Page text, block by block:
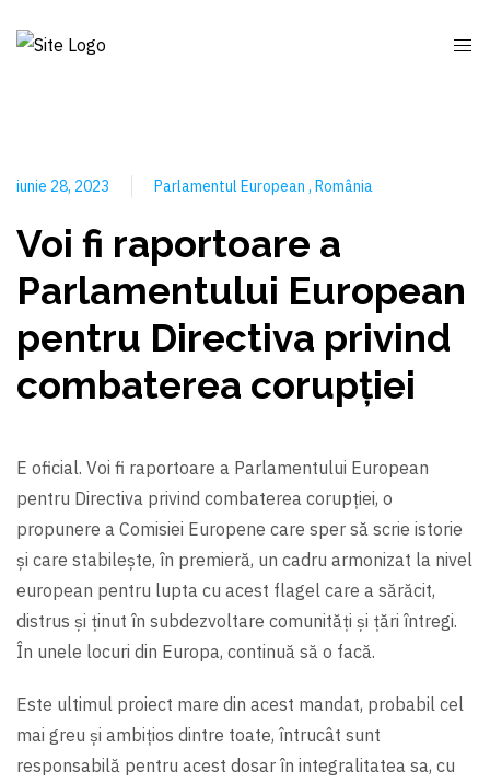
iunie 28, 2023 Parlamentul European România
Voi fi raportoare a
Parlamentului European
pentru Directiva privind
combaterea corupției
E oficial. Voi fi raportoare a Parlamentului European
pentru Directiva privind combaterea corupției, o
propunere a Comisiei Europene care sper să scrie istorie
şi care stabileşte, în premieră, un cadru armonizat la nivel
european pentru lupta cu acest flagel care a sărăcit,
distrus şi ținut în subdezvoltare comunități şi țări întregi.
În unele locuri din Europa, continuă să o facă.
Este ultimul proiect mare din acest mandat, probabil cel
mai greu şi ambițios dintre toate, întrucât sunt
responsabilă pentru acest dosar în integralitatea sa, cu